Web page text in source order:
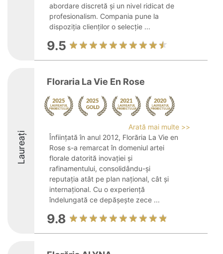
abordare discretă și un nivel ridicat de
profesionalism. Compania pune la
dispoziția clienților o selecție ...
9.5
Laureați
Floraria La Vie En Rose
Arată mai multe >>
Înființată în anul 2012, Florăria La Vie en
Rose s-a remarcat în domeniul artei
florale datorită inovației și
rafinamentului, consolidându-și
reputația atât pe plan național, cât și
internațional. Cu o experiență
îndelungată ce depășește zece ...
9.8